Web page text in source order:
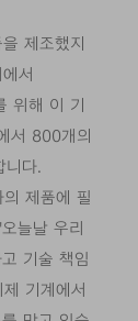
제조했지
서
위해 이 기
서 800개의
니다.
제품에 필
늘날 우리
기술 책임
기계에서